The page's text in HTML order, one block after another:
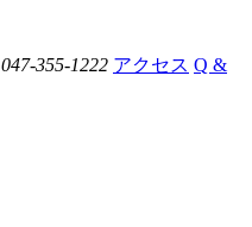
047-355-1222 アクセス Q &